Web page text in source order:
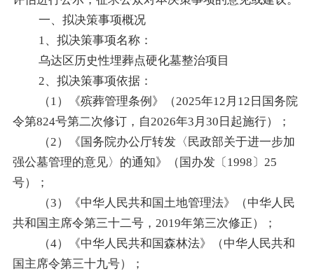
一、拟决策事项概况
1、拟决策事项名称：
乌达区历史性埋葬点硬化墓整治项目
2、拟决策事项依据：
（1）《殡葬管理条例》（2025年12月12日国务院
令第824号第二次修订，自2026年3月30日起施行）；
（2）《国务院办公厅转发〈民政部关于进一步加
强公墓管理的意见〉的通知》（国办发〔1998〕25
号）；
（3）《中华人民共和国土地管理法》（中华人民
共和国主席令第三十二号，2019年第三次修正）；
（4）《中华人民共和国森林法》（中华人民共和
国主席令第三十九号）；